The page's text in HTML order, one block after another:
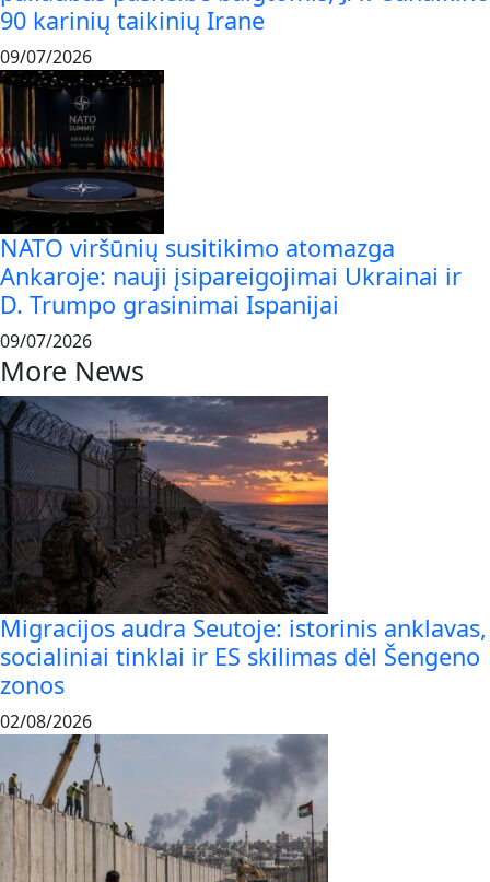
90 karinių taikinių Irane
09/07/2026
NATO viršūnių susitikimo atomazga
Ankaroje: nauji įsipareigojimai Ukrainai ir
D. Trumpo grasinimai Ispanijai
09/07/2026
More News
Migracijos audra Seutoje: istorinis anklavas,
socialiniai tinklai ir ES skilimas dėl Šengeno
zonos
02/08/2026